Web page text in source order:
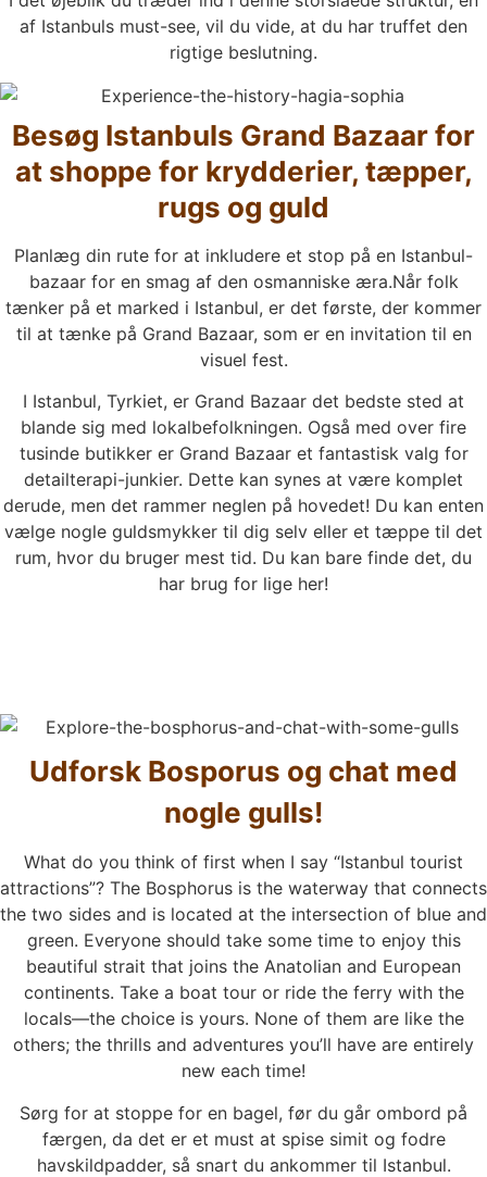
af Istanbuls must-see, vil du vide, at du har truffet den
rigtige beslutning.
Besøg Istanbuls Grand Bazaar for
at shoppe for krydderier, tæpper,
rugs og guld
Planlæg din rute for at inkludere et stop på en Istanbul-
bazaar for en smag af den osmanniske æra.Når folk
tænker på et marked i Istanbul, er det første, der kommer
til at tænke på Grand Bazaar, som er en invitation til en
visuel fest.
I Istanbul, Tyrkiet, er Grand Bazaar det bedste sted at
blande sig med lokalbefolkningen. Også med over fire
tusinde butikker er Grand Bazaar et fantastisk valg for
detailterapi-junkier. Dette kan synes at være komplet
derude, men det rammer neglen på hovedet! Du kan enten
vælge nogle guldsmykker til dig selv eller et tæppe til det
rum, hvor du bruger mest tid. Du kan bare finde det, du
har brug for lige her!
Udforsk Bosporus og chat med
nogle gulls!
What do you think of first when I say “Istanbul tourist
attractions”? The Bosphorus is the waterway that connects
the two sides and is located at the intersection of blue and
green. Everyone should take some time to enjoy this
beautiful strait that joins the Anatolian and European
continents. Take a boat tour or ride the ferry with the
locals—the choice is yours. None of them are like the
others; the thrills and adventures you’ll have are entirely
new each time!
Sørg for at stoppe for en bagel, før du går ombord på
færgen, da det er et must at spise simit og fodre
havskildpadder, så snart du ankommer til Istanbul.